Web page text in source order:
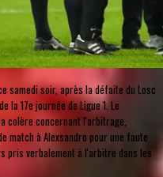
samedi soir, après la défaite du Losc
la 17e journée de Ligue 1. Le
colère concernant l'arbitrage,
match à Alexsandro pour une faute
pris verbalement à l'arbitre dans les